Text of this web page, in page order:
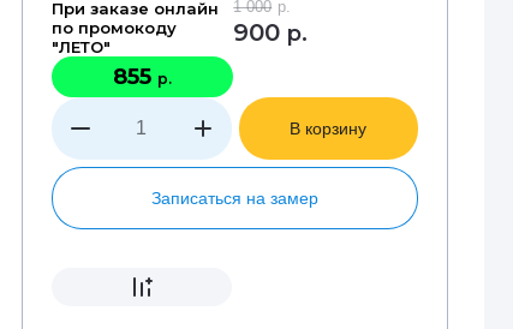
При заказе онлайн
по промокоду
"ЛЕТО"
855 р.
1 000 р.
900 р.
В корзину
Записаться на замер